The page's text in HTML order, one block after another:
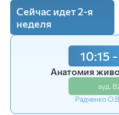
Сейчас идет 2-я
неделя
Анатомия
Радченко
10:15
Анатомия
ауд.
Радченко